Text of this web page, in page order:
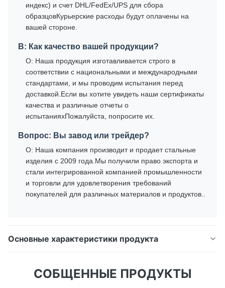
индекс) и счет DHL/FedEx/UPS для сбора
образцовКурьерские расходы будут оплачены на
вашей стороне.
В: Как качество вашей продукции?
О: Наша продукция изготавливается строго в
соответствии с национальными и международными
стандартами, и мы проводим испытания перед
доставкой.Если вы хотите увидеть наши сертификаты
качества и различные отчеты о
испытанияхПожалуйста, попросите их.
Вопрос: Вы завод или трейдер?
О: Наша компания производит и продает стальные
изделия с 2009 года.Мы получили право экспорта и
стали интегрированной компанией промышленности
и торговли для удовлетворения требований
покупателей для различных материалов и продуктов..
Основные характеристики продукта
сталь Стержня углового сечения Стержня сталь
СОБЩЕННЫЕ ПРОДУКТЫ